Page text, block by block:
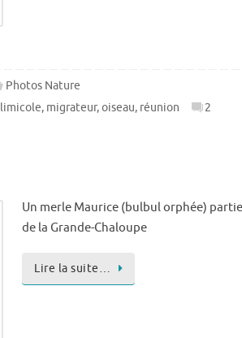
Photos Nature
limicole, migrateur,oiseau, réunion 2
Un merle Maurice (bulbul orphée)
de la Grande-Chaloupe
Lire la suite…